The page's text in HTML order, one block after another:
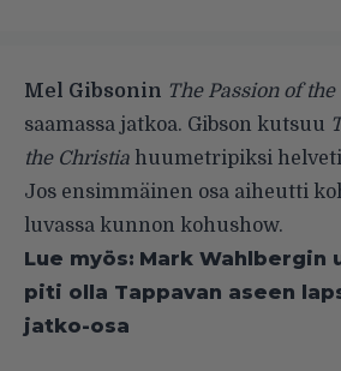
Mel Gibsonin The Passion of
saamassa jatkoa. Gibson kutsuu
the Christia huumetripiksi
Jos ensimmäinen osa aiheutti
luvassa kunnon kohushow.
Lue myös: Mark Wahlbergin
piti olla Tappavan aseen
jatko-osa